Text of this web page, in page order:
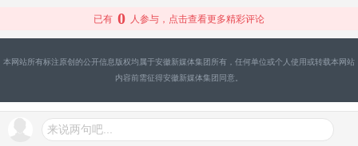
来说两句吧...
已有 0 人参与，点击查看更多精彩评论
本网站所有标注原创的公开信息版权均属于安徽新媒体集团所有，任何单位或个人使用或转载本网站
内容前需征得安徽新媒体集团同意。